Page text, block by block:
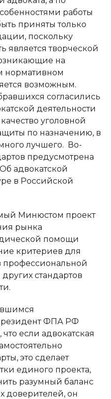
работы
приняты только
поскольку
является творческой
на
нормативном
возможным.
согласились
деятельности
уголовной
по назначению, в
лучшего. Во-
предусмотрена
адвокатской
в Российской
Минюстом проект
рынка
помощи
критериев для
профессиональной
стандартов
ФПА РФ
если адвокатская
это сделает
единого проекта,
разумный баланс
доверителей, он